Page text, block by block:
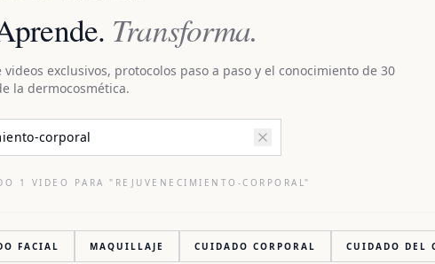
Transforma.
videos exclusivos, protocolos paso a paso y el conocimiento de 30
la dermocosmética.
1 VIDEO PARA " REJUVENECIMIENTO-CORPORAL"
FACIAL MAQUILLAJE CUIDADO CORPORAL CUIDADO DEL